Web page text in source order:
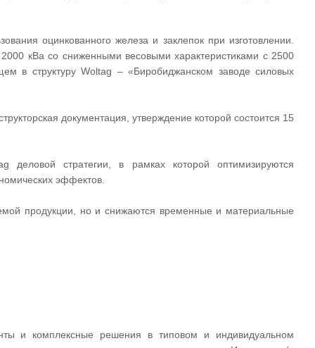
оцинкованного железа и заклепок при изготовлении.
кВа со сниженными весовыми характеристиками с 2500
в структуру Woltag – «Биробиджанском заводе силовых
документация, утверждение которой состоится 15
стратегии, в рамках которой оптимизируются
эффектов.
продукции, но и снижаются временные и материальные
и комплексные решения в типовом и индивидуальном